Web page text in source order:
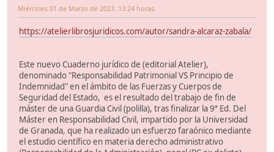
Miércoles 01 de Marzo de 2023. 13:24 horas.
https://atelierlibrosjuridicos.com/autor/sandra-alcaraz-zabala/
Este nuevo Cuaderno jurídico de (editorial Atelier),
denominado "Responsabilidad Patrimonial VS Principio de
Indemnidad" en el ámbito de las Fuerzas y Cuerpos de
Seguridad del Estado, es el resultado del trabajo de fin de
máster de una Guardia Civil (polilla), tras finalizar la 9ª Ed. Del
Máster en Responsabilidad Civil, impartido por la Universidad
de Granada, que ha realizado un esfuerzo faraónico mediante
el estudio científico en materia derecho administrativo